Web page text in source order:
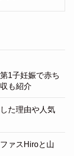
1子妊娠で赤ち
も紹介
た理由や人気
ァスHiroと山